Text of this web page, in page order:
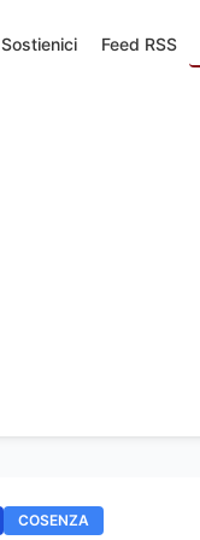
Sostienici Feed RSS
COSENZA